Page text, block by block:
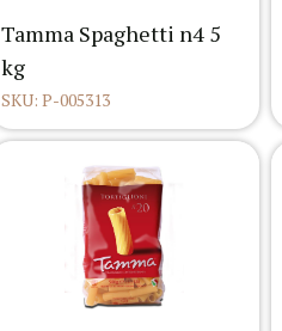
Tamma Spaghetti n4 5
kg
SKU: P-005313